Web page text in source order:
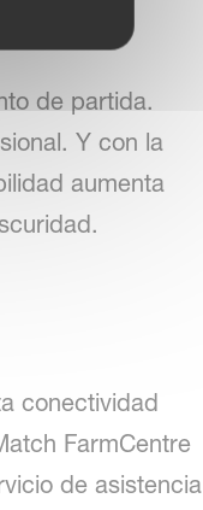
de partida.
Y con la
aumenta
conectividad
FarmCentre
de asistencia